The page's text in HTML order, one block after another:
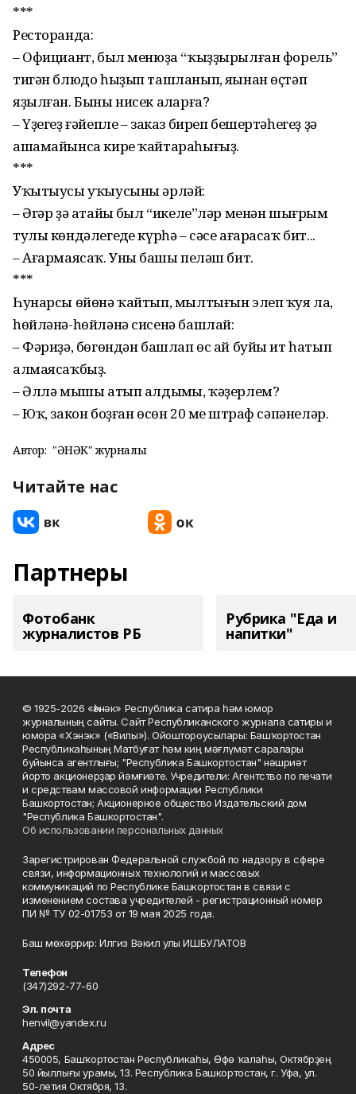
***
Ресторанда:
– Официант, был менюҙа “ҡыҙҙырылған форель”
тигән блюдо һыҙып ташланып, яңы­нан өҫтәп
яҙыл­ған. Быны нисек аңларға?
– Үҙегеҙ ғәйепле – заказ биреп бешертәһегеҙ ҙә
ашамайынса кире ҡайтараһығыҙ.
***
Уҡытыусы уҡыусыны әрләй:
– Әгәр ҙә атайың был “икеле”ләр менән шығрым
тулы көндәлегеңде күрһә – сәсе аға­расаҡ бит...
– Ағармаясаҡ. Уның башы пеләш бит.
***
Һунарсы өйөнә ҡайтып, мыл­­тығын элеп ҡуя ла,
һөйләнә-һөйләнә сисенә башлай:
– Фәриҙә, бөгөндән башлап өс ай буйы ит һатып
алма­ясаҡбыҙ.
– Әллә мышы атып алдың­мы, ҡәҙерлем?
– Юҡ, закон боҙған өсөн 20 мең штраф сәпәнеләр.
Автор: "ҺӘНӘК" журналы
Читайте нас
Партнеры
Фотобанк
журналистов РБ
Рубрика "Еда и
напитки"
© 1925-2026 «Һәнәк» Республика сатира һәм юмор
журналының сайты. Сайт Республиканского журнала сатиры и
юмора «Хэнэк» («Вилы»). Ойоштороусылары: Башҡортостан
Республикаһының Матбуғат һәм киң мәғлүмәт саралары
буйынса агентлығы; "Республика Башкортостан" нәшриәт
йорто акционерҙар йәмғиәте. Учредители: Агентство по печати
и средствам массовой информации Республики
Башкортостан; Акционерное общество Издательский дом
"Республика Башкортостан".
Об использовании персональных данных
Зарегистрирован Федеральной службой по надзору в сфере
связи, информационных технологий и массовых
коммуникаций по Республике Башкортостан в связи с
изменением состава учредителей - регистрационный номер
ПИ № ТУ 02-01753 от 19 мая 2025 года.
Баш мөхәррир: Илгиз Вәкил улы ИШБУЛАТОВ
Телефон
(347)292-77-60
Эл. почта
henvil@yandex.ru
Адрес
450005, Башҡортостан Республикаһы, Өфө ҡалаһы, Октябрҙең
50 йыллығы урамы, 13. Республика Башкортостан, г. Уфа, ул.
50-летия Октября, 13.